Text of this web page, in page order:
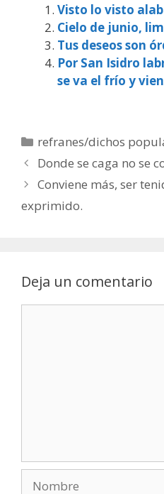
Visto lo visto
Cielo de junio,
Tus deseos son
Por San Isidro
se va el frío y
Categorías
refranes/dichos
Donde se caga no se
Conviene más, ser
exprimido.
Deja un comentario